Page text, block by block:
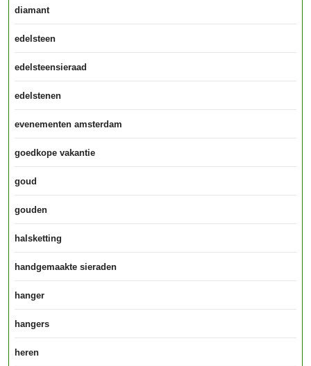
diamant
edelsteen
edelsteensieraad
edelstenen
evenementen amsterdam
goedkope vakantie
goud
gouden
halsketting
handgemaakte sieraden
hanger
hangers
heren